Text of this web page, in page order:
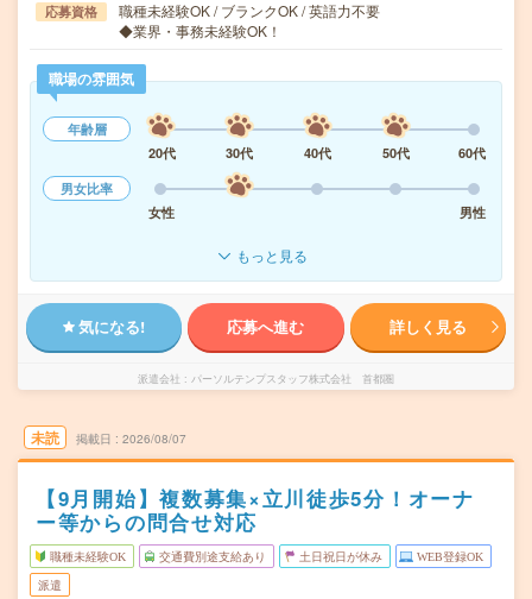
応募資格
職種未経験OK / ブランクOK / 英語力不要
◆業界・事務未経験OK！
職場の雰囲気
年齢層
20代
30代 40代 50代
60代
男女比率
女性
男性
もっと見る
気になる! 応募へ進む 詳しく見る
派遣会社 パーソルテンプスタッフ株式会社 首都圏
未読 掲載日 2026/08/07
【9月開始】複数募集×立川徒歩5分！オーナ
ー等からの問合せ対応
職種未経験OK 交通費別途支給あり 土日祝日が休み WEB登録OK
派遣